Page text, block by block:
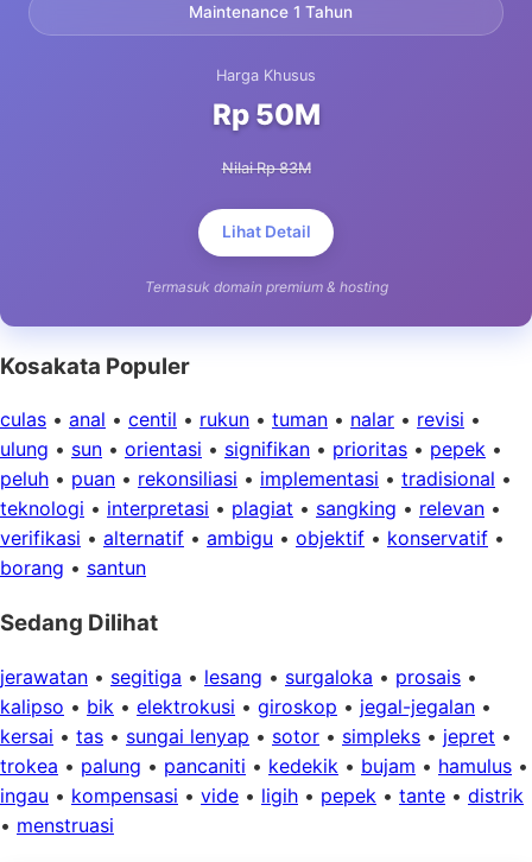
Maintenance 1 Tahun
Harga Khusus
Rp 50M
Nilai Rp 83M
Lihat Detail
Termasuk domain premium & hosting
Kosakata Populer
culas • anal • centil • rukun • tuman • nalar • revisi •
ulung • sun • orientasi • signifikan • prioritas • pepek •
peluh • puan • rekonsiliasi • implementasi • tradisional •
teknologi • interpretasi • plagiat • sangking • relevan •
verifikasi • alternatif • ambigu • objektif • konservatif •
borang • santun
Sedang Dilihat
jerawatan • segitiga • lesang • surgaloka • prosais •
kalipso • bik • elektrokusi • giroskop • jegal-jegalan •
kersai • tas • sungai lenyap • sotor • simpleks • jepret •
trokea • palung • pancaniti • kedekik • bujam • hamulus •
ingau • kompensasi • vide • ligih • pepek • tante • distrik
• menstruasi